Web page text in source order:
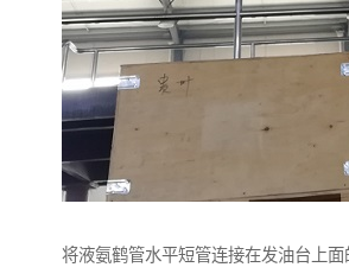
将液氨鹤管水平短管连接在发油台上面